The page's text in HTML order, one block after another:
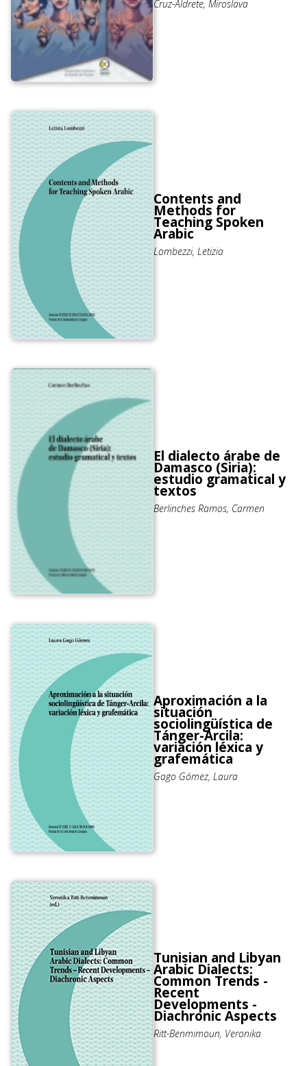
Cruz-Aldrete, Miroslava
Contents and
Methods for
Teaching Spoken
Arabic
Lombezzi, Letizia
El dialecto árabe de
Damasco (Siria):
estudio gramatical y
textos
Berlinches Ramos, Carmen
Aproximación a la
situación
sociolingüística de
Tánger-Arcila:
variación léxica y
grafemática
Gago Gómez, Laura
Tunisian and Libyan
Arabic Dialects:
Common Trends -
Recent
Developments -
Diachronic Aspects
Ritt-Benmimoun, Veronika